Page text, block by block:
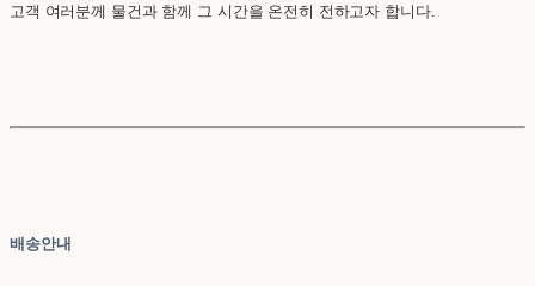
고객 여러분께 물건과 함께 그 시간을 온전히 전하고자 합니다.
배송안내